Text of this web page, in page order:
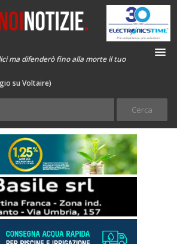
ma difenderò fino alla morte il tuo
su Voltaire)